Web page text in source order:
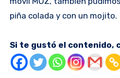
piña colada y con un mojito.
Si te gustó el contenido,